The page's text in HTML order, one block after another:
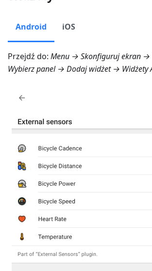
Android iOS
Przejdź do: Menu → Skonfiguruj ekran →
Wybierz panel → Dodaj widżet → Widżety